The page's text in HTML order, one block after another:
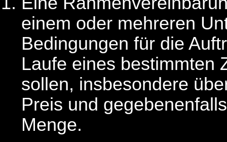
einem oder mehreren
Bedingungen für die
Laufe eines bestimmten
sollen, insbesondere
Preis und
Menge.